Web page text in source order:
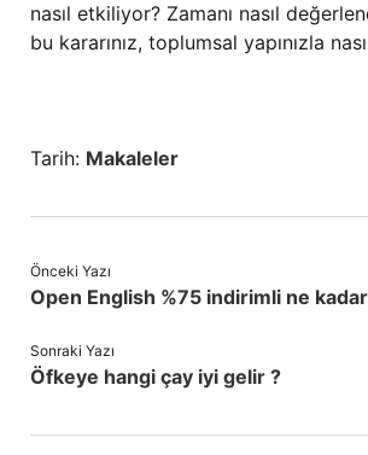
nasıl etkiliyor? Zamanı nasıl
bu kararınız, toplumsal yapınızla
Tarih: Makaleler
Önceki Yazı
Open English %75 indirimli ne
Sonraki Yazı
Öfkeye hangi çay iyi gelir ?